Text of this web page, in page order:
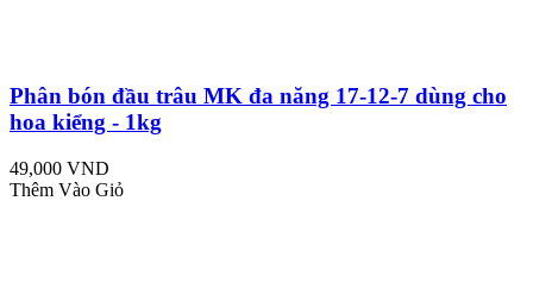
Phân bón đầu trâu MK đa năng 17-12-7 dùng cho
hoa kiểng - 1kg
49,000 VND
Thêm Vào Giỏ